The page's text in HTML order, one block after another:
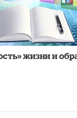
жизни и